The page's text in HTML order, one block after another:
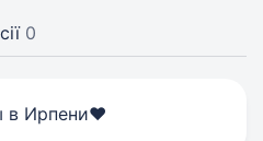
0
в Ирпени❤️